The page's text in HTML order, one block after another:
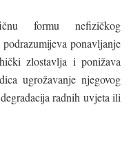
formu nefizičkog
ponavljanje
zlostavlja i ponižava
ugrožavanje njegovog
radnih uvjeta ili